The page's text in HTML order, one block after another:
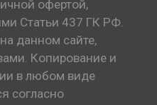
офертой,
Статьи 437 ГК РФ.
данном сайте,
Копирование и
в любом виде
согласно